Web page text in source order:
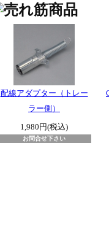
配線アダプター（トレー
ラー側）
1,980円(税込)
お問合せ下さい